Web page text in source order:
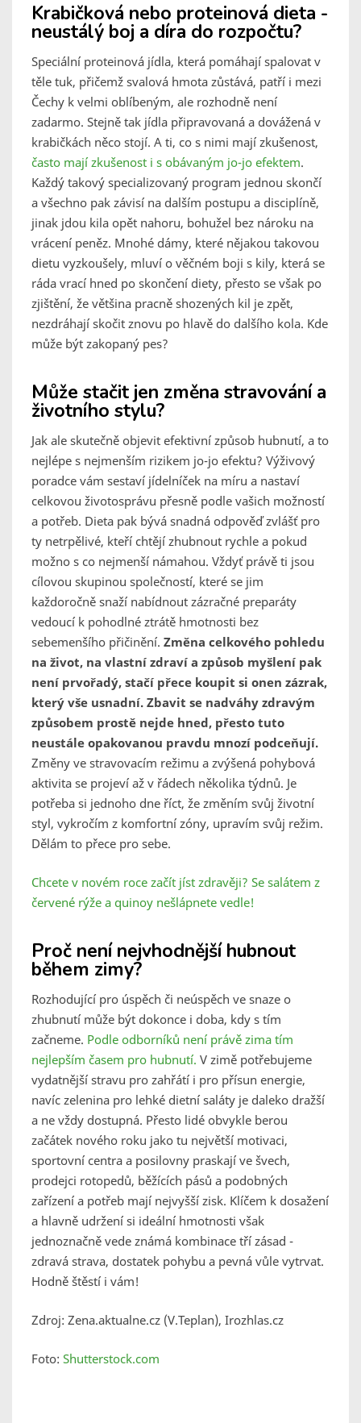
Krabičková nebo proteinová dieta -
neustálý boj a díra do rozpočtu?
Speciální proteinová jídla, která pomáhají spalovat v
těle tuk, přičemž svalová hmota zůstává, patří i mezi
Čechy k velmi oblíbeným, ale rozhodně není
zadarmo. Stejně tak jídla připravovaná a dovážená v
krabičkách něco stojí. A ti, co s nimi mají zkušenost,
často mají zkušenost i s obávaným jo-jo efektem.
Každý takový specializovaný program jednou skončí
a všechno pak závisí na dalším postupu a disciplíně,
jinak jdou kila opět nahoru, bohužel bez nároku na
vrácení peněz. Mnohé dámy, které nějakou takovou
dietu vyzkoušely, mluví o věčném boji s kily, která se
ráda vrací hned po skončení diety, přesto se však po
zjištění, že většina pracně shozených kil je zpět,
nezdráhají skočit znovu po hlavě do dalšího kola. Kde
může být zakopaný pes?
Může stačit jen změna stravování a
životního stylu?
Jak ale skutečně objevit efektivní způsob hubnutí, a to
nejlépe s nejmenším rizikem jo-jo efektu? Výživový
poradce vám sestaví jídelníček na míru a nastaví
celkovou životosprávu přesně podle vašich možností
a potřeb. Dieta pak bývá snadná odpověď zvlášť pro
ty netrpělivé, kteří chtějí zhubnout rychle a pokud
možno s co nejmenší námahou. Vždyť právě ti jsou
cílovou skupinou společností, které se jim
každoročně snaží nabídnout zázračné preparáty
vedoucí k pohodlné ztrátě hmotnosti bez
sebemenšího přičinění. Změna celkového pohledu
na život, na vlastní zdraví a způsob myšlení pak
není prvořadý, stačí přece koupit si onen zázrak,
který vše usnadní. Zbavit se nadváhy zdravým
způsobem prostě nejde hned, přesto tuto
neustále opakovanou pravdu mnozí podceňují.
Změny ve stravovacím režimu a zvýšená pohybová
aktivita se projeví až v řádech několika týdnů. Je
potřeba si jednoho dne říct, že změním svůj životní
styl, vykročím z komfortní zóny, upravím svůj režim.
Dělám to přece pro sebe.
Chcete v novém roce začít jíst zdravěji? Se salátem z
červené rýže a quinoy nešlápnete vedle!
Proč není nejvhodnější hubnout
během zimy?
Rozhodující pro úspěch či neúspěch ve snaze o
zhubnutí může být dokonce i doba, kdy s tím
začneme. Podle odborníků není právě zima tím
nejlepším časem pro hubnutí. V zimě potřebujeme
vydatnější stravu pro zahřátí i pro přísun energie,
navíc zelenina pro lehké dietní saláty je daleko dražší
a ne vždy dostupná. Přesto lidé obvykle berou
začátek nového roku jako tu největší motivaci,
sportovní centra a posilovny praskají ve švech,
prodejci rotopedů, běžících pásů a podobných
zařízení a potřeb mají nejvyšší zisk. Klíčem k dosažení
a hlavně udržení si ideální hmotnosti však
jednoznačně vede známá kombinace tří zásad -
zdravá strava, dostatek pohybu a pevná vůle vytrvat.
Hodně štěstí i vám!
Zdroj: Zena.aktualne.cz (V.Teplan), Irozhlas.cz
Foto: Shutterstock.com